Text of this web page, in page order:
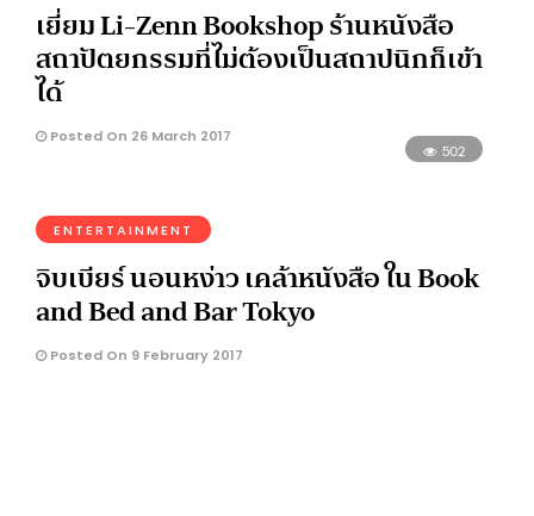
เยี่ยม Li-Zenn Bookshop ร้านหนังสือ
สถาปัตยกรรมที่ไม่ต้องเป็นสถาปนิกก็เข้า
ได้
Posted On 26 March 2017
502
ENTERTAINMENT
จิบเบียร์ นอนหง่าว เคล้าหนังสือ ใน Book
and Bed and Bar Tokyo
Posted On 9 February 2017